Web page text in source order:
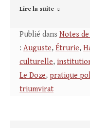
Lire la suite
Publié dans Notes
: Auguste, Étrurie,
culturelle,
Le Doze, pratique
triumvirat